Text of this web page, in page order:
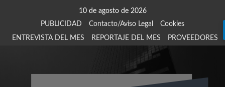
10 de agosto de 2026
PUBLICIDAD
Contacto/Aviso Legal
Cookies
ENTREVISTA DEL MES
REPORTAJE DEL MES PROVEEDORES